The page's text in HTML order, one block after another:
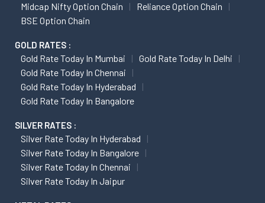
Midcap Nifty Option Chain
Reliance Option Chain
BSE Option Chain
GOLD RATES :
Gold Rate Today In Mumbai
Gold Rate Today In Delhi
Gold Rate Today In Chennai
Gold Rate Today In Hyderabad
Gold Rate Today In Bangalore
SILVER RATES :
Silver Rate Today In Hyderabad
Silver Rate Today In Bangalore
Silver Rate Today In Chennai
Silver Rate Today In Jaipur